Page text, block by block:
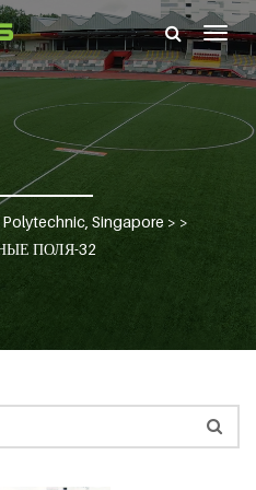
Polytechnic, Singapore > >
ПОЛЯ-32